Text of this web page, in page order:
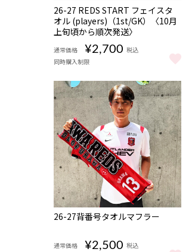
NEW
期間限定
受注
商品
08/06 18:00〜08/16
22:00
26-27 REDS START フェイスタ
オル (players)（1st/GK）〈10月
上旬頃から順次発送〉
通常価格 ¥2,700 税込
同時購入制限
NEW
26-27背番号タオルマフラー
通常価格 ¥2,500 税込